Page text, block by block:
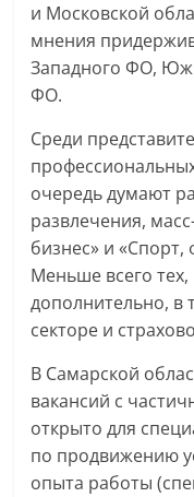
и Московской
мнения
Западного ФО,
ФО.
Среди
очередь думают
развлечения,
бизнес» и «Спорт,
Меньше всего тех,
дополнительно, в
секторе и
В Самарской
вакансий с
открыто для
по продвижению
опыта работы